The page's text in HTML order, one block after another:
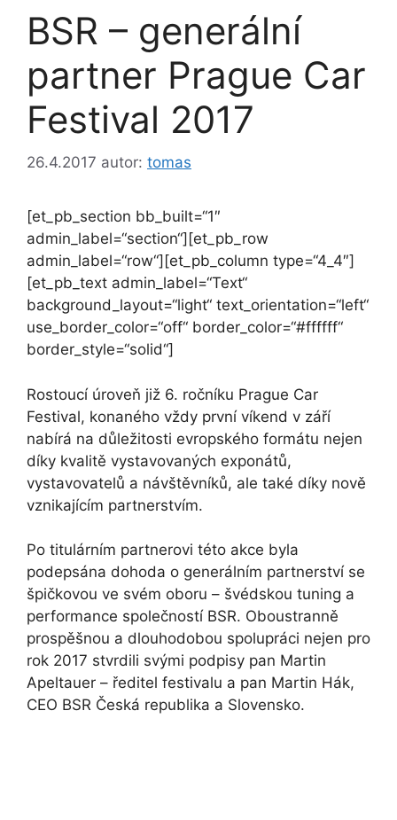
BSR – generální
partner Prague Car
Festival 2017
26.4.2017 autor: tomas
[et_pb_section bb_built=“1″
admin_label=“section“][et_pb_row
admin_label=“row“][et_pb_column type=“4_4″]
[et_pb_text admin_label=“Text“
background_layout=“light“ text_orientation=“left“
use_border_color=“off“ border_color=“#ffffff“
border_style=“solid“]
Rostoucí úroveň již 6. ročníku Prague Car
Festival, konaného vždy první víkend v září
nabírá na důležitosti evropského formátu nejen
díky kvalitě vystavovaných exponátů,
vystavovatelů a návštěvníků, ale také díky nově
vznikajícím partnerstvím.
Po titulárním partnerovi této akce byla
podepsána dohoda o generálním partnerství se
špičkovou ve svém oboru – švédskou tuning a
performance společností BSR. Oboustranně
prospěšnou a dlouhodobou spolupráci nejen pro
rok 2017 stvrdili svými podpisy pan Martin
Apeltauer – ředitel festivalu a pan Martin Hák,
CEO BSR Česká republika a Slovensko.